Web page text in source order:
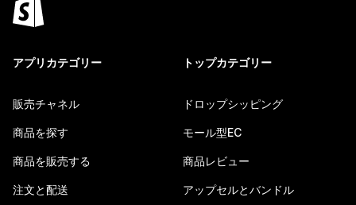
アプリカテゴリー
販売チャネル
商品を探す
商品を販売する
注文と配送
トップカテゴリー
ドロップシッピング
モール型EC
商品レビュー
アップセルとバンドル